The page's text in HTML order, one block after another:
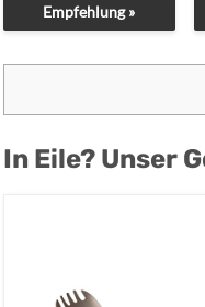
Empfehlung »
In Eile? Unser